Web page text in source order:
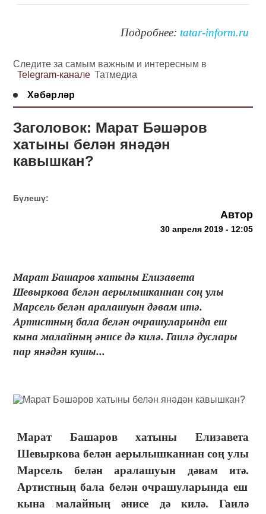
Подробнее: tatar-inform.ru
Следите за самым важным и интересным в
Telegram-канале Татмедиа
Хәбәрләр
Заголовок: Марат Бәшәров
хатыны белән янәдән
кавышкан?
Бүлешү:
Автор
30 апреля 2019 - 12:05
Марат Башаров хатыны Елизавета
Шевыркова белән аерылышканнан соң улы
Марсель белән аралашуын дәвам итә.
Артистның бала белән очрашуларында еш
кына малайның әнисе дә килә. Гаилә дуслары
пар янәдән кушы...
Марат Башаров хатыныЕлизавета
Шевыркова белән аерылышканнан соң улы
Марсель белән аралашуын дәвам итә.
Артистның бала белән очрашуларында еш
кына малайның әнисе дә килә. Гаилә